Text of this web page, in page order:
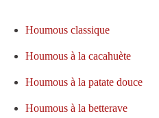
Houmous classique
Houmous à la cacahuète
Houmous à la patate douce
Houmous à la betterave